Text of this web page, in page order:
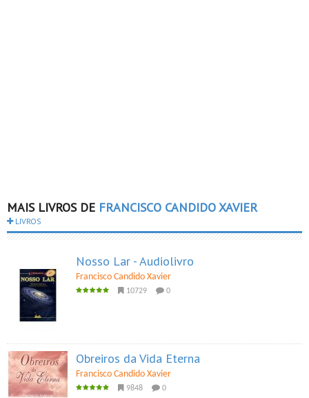
MAIS LIVROS DE FRANCISCO CANDIDO XAVIER
LIVROS
Nosso Lar - Audiolivro
Francisco Candido Xavier
10729 0
Obreiros da Vida Eterna
Francisco Candido Xavier
9848 0